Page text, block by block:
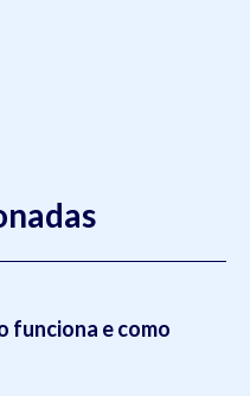
funciona e como